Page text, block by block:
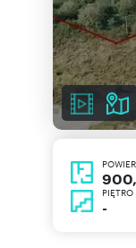
PIĘTRO
-